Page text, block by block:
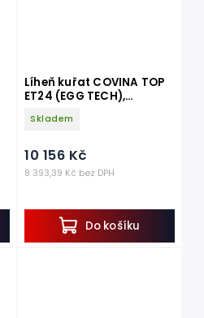
Líheň kuřat COVINA TOP
ET24 (EGG TECH),
dolíhní WIFI
Skladem
8 393,39 Kč bez DPH
10 156 Kč
Do košíku